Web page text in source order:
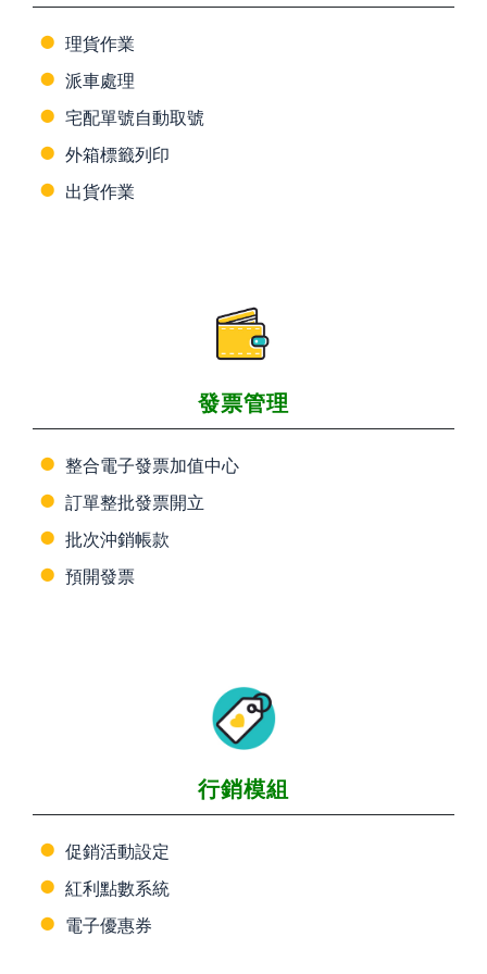
理貨作業
派車處理
宅配單號自動取號
外箱標籤列印
出貨作業
發票管理
整合電子發票加值中心
訂單整批發票開立
批次沖銷帳款
預開發票
行銷模組
促銷活動設定
紅利點數系統
電子優惠券